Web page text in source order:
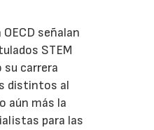
señalan
STEM
carrera
distintos al
aún más la
para las